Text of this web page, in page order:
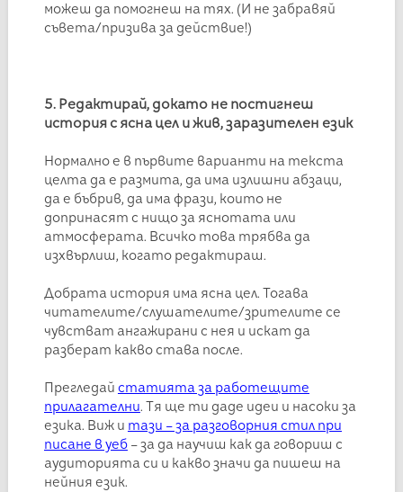
можеш да помогнеш на тях. (И не забравяй
съвета/призива за действие!)
5. Редактирай, докато не постигнеш
история с ясна цел и жив, заразителен език
Нормално е в първите варианти на текста
целта да е размита, да има излишни абзаци,
да е бъбрив, да има фрази, които не
допринасят с нищо за яснотата или
атмосферата. Всичко това трябва да
изхвърлиш, когато редактираш.
Добрата история има ясна цел. Тогава
читателите/слушателите/зрителите се
чувстват ангажирани с нея и искат да
разберат какво става после.
Прегледай статията за работещите
прилагателни. Тя ще ти даде идеи и насоки за
езика. Виж и тази – за разговорния стил при
писане в уеб– за да научиш как да говориш с
аудиторията си и какво значи да пишеш на
нейния език.